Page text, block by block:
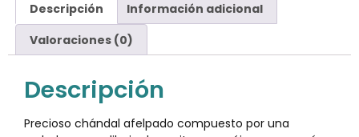
Descripción
Información adicional
Valoraciones (0)
Descripción
Precioso chándal afelpado compuesto por una